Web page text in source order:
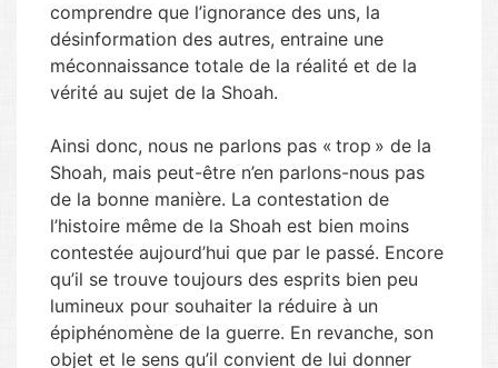
comprendre que l’ignorance des uns, la
désinformation des autres, entraine une
méconnaissance totale de la réalité et de la
vérité au sujet de la Shoah.
Ainsi donc, nous ne parlons pas « trop » de la
Shoah, mais peut-être n’en parlons-nous pas
de la bonne manière. La contestation de
l’histoire même de la Shoah est bien moins
contestée aujourd’hui que par le passé. Encore
qu’il se trouve toujours des esprits bien peu
lumineux pour souhaiter la réduire à un
épiphénomène de la guerre. En revanche, son
objet et le sens qu’il convient de lui donner